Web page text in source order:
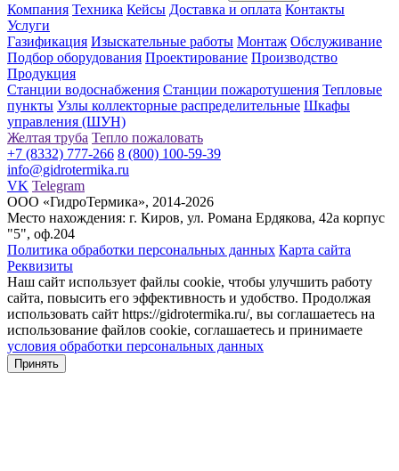
Компания Техника Кейсы Доставка и оплата Контакты
Услуги
Газификация Изыскательные работы Монтаж Обслуживание
Подбор оборудования Проектирование Производство
Продукция
Станции водоснабжения Станции пожаротушения Тепловые
пункты Узлы коллекторные распределительные Шкафы
управления (ШУН)
Желтая труба Тепло пожаловать
+7 (8332) 777-266 8 (800) 100-59-39
info@gidrotermika.ru
VK Telegram
ООО «ГидроТермика», 2014-2026
Место нахождения: г. Киров, ул. Романа Ердякова, 42а корпус
"5", оф.204
Политика обработки персональных данных Карта сайта
Реквизиты
Наш сайт использует файлы cookie, чтобы улучшить работу
сайта, повысить его эффективность и удобство. Продолжая
использовать сайт https://gidrotermika.ru/, вы соглашаетесь на
использование файлов cookie, соглашаетесь и принимаете
условия обработки персональных данных
Принять